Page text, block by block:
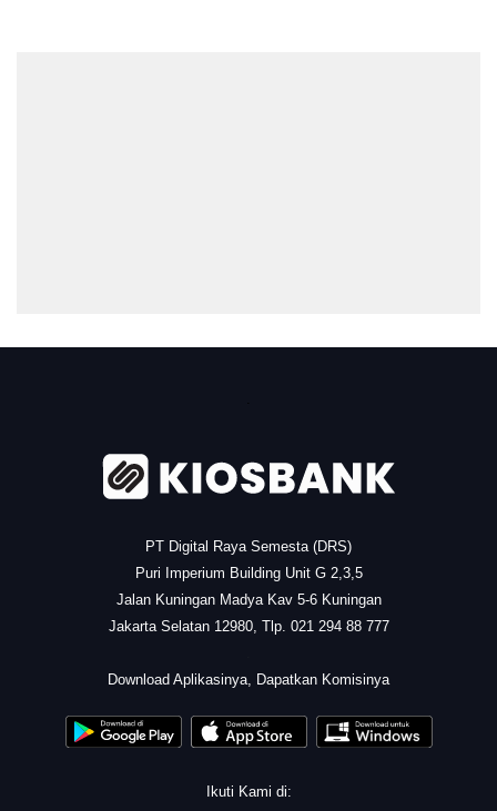
PT Digital Raya Semesta (DRS)
Puri Imperium Building Unit G 2,3,5
Jalan Kuningan Madya Kav 5-6 Kuningan
Jakarta Selatan 12980, Tlp. 021 294 88 777
Download Aplikasinya, Dapatkan Komisinya
Ikuti Kami di: